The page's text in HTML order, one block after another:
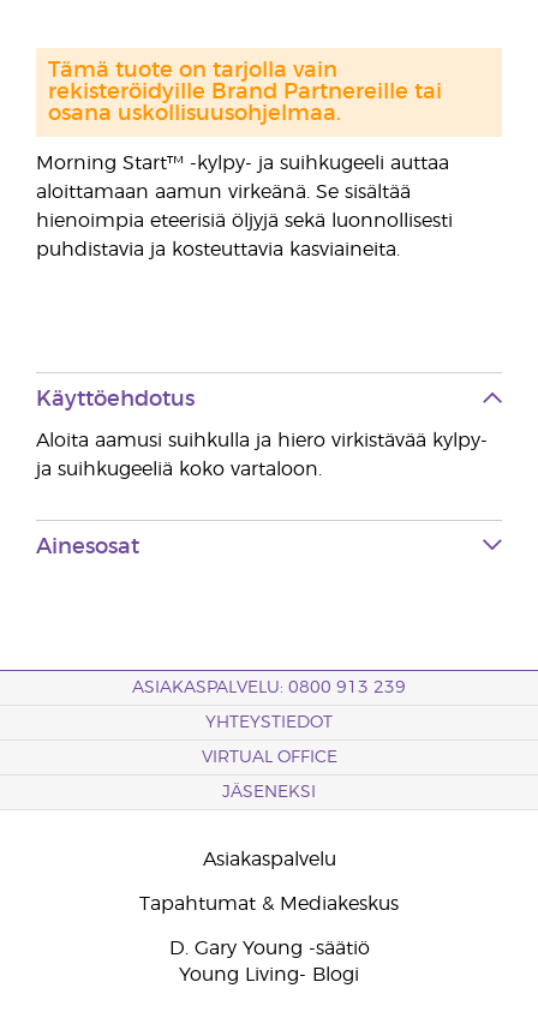
Morning Start™ -kylpy- ja suihkugeeli auttaa
aloittamaan aamun virkeänä. Se sisältää
hienoimpia eteerisiä öljyjä sekä luonnollisesti
puhdistavia ja kosteuttavia kasviaineita.
Tämä tuote on tarjolla vain
rekisteröidyille Brand Partnereille tai
osana uskollisuusohjelmaa.
Käyttöehdotus
Aloita aamusi suihkulla ja hiero virkistävää kylpy-
ja suihkugeeliä koko vartaloon.
Ainesosat
ASIAKASPALVELU: 0800 913 239
YHTEYSTIEDOT
VIRTUAL OFFICE
JÄSENEKSI
Asiakaspalvelu
Tapahtumat & Mediakeskus
D. Gary Young -säätiö
Young Living- Blogi